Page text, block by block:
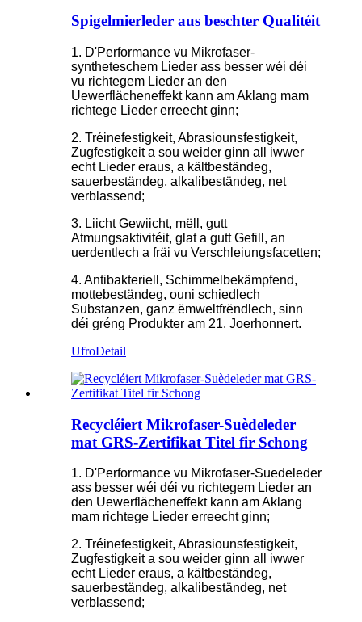
Spigelmierleder aus beschter Qualitéit
1. D'Performance vu Mikrofaser-
syntheteschem Lieder ass besser wéi déi
vu richtegem Lieder an den
Uewerflächeneffekt kann am Aklang mam
richtege Lieder erreecht ginn;
2. Tréinefestigkeit, Abrasiounsfestigkeit,
Zugfestigkeit a sou weider ginn all iwwer
echt Lieder eraus, a kältbeständeg,
sauerbeständeg, alkalibeständeg, net
verblassend;
3. Liicht Gewiicht, mëll, gutt
Atmungsaktivitéit, glat a gutt Gefill, an
uerdentlech a fräi vu Verschleiungsfacetten;
4. Antibakteriell, Schimmelbekämpfend,
mottebeständeg, ouni schiedlech
Substanzen, ganz ëmweltfrëndlech, sinn
déi gréng Produkter am 21. Joerhonnert.
UfroDetail
Recycléiert Mikrofaser-Suèdeleder
mat GRS-Zertifikat Titel fir Schong
1. D'Performance vu Mikrofaser-Suedeleder
ass besser wéi déi vu richtegem Lieder an
den Uewerflächeneffekt kann am Aklang
mam richtege Lieder erreecht ginn;
2. Tréinefestigkeit, Abrasiounsfestigkeit,
Zugfestigkeit a sou weider ginn all iwwer
echt Lieder eraus, a kältbeständeg,
sauerbeständeg, alkalibeständeg, net
verblassend;